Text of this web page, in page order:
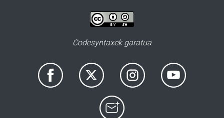
Codesyntaxek garatua